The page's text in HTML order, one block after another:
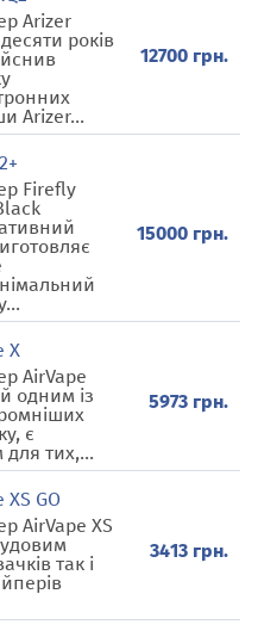
Arizer
років
Arizer...
12700 грн.
Firefly
15000 грн.
X
AirVape
одним із
є
тих,...
5973 грн.
GO
AirVape XS
так і
3413 грн.